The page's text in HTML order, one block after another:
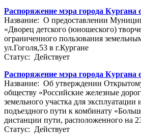
Распоряжение мэра города Кургана
Название: О предоставлении
«Дворец детского (юношеского)
ограниченного пользования
ул.Гоголя,53 в г.Кургане
Статус: Действует
Распоряжение мэра города Кургана
Название: Об утверждении
обществу «Российские железные
земельного участка для
подъездного пути к комбинату
дистанции пути, расположенного на
Статус: Действует